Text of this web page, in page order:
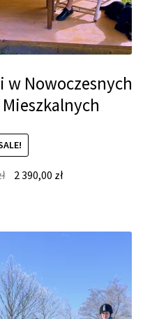
w Nowoczesnych
Original
2 390,00 złCurrent